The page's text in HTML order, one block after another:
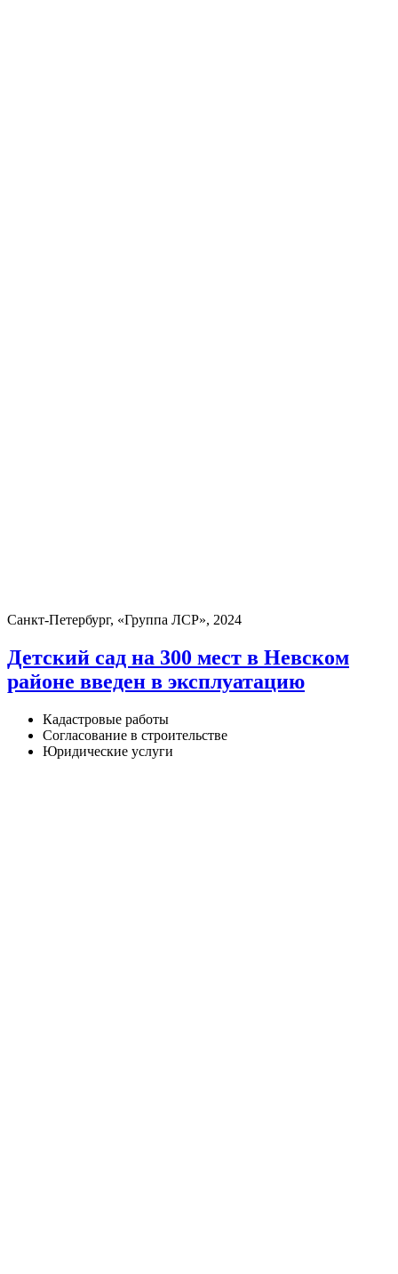
Санкт-Петербург, «Группа ЛСР», 2024
Детский сад на 300 мест в Невском
районе введен в эксплуатацию
Кадастровые работы
Согласование в строительстве
Юридические услуги